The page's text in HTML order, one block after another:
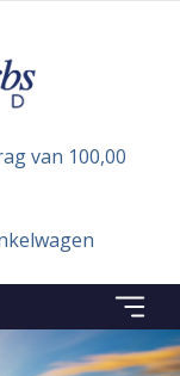
van 100,00